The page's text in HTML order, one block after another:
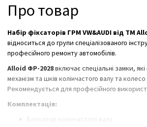
Про товар
Набір фіксаторів ГРМ VW&AUDI від ТМ
відноситься до групи спеціалізованого
професійного ремонту автомобілів.
Alloid ФР-2028включає спеціальні замки,
механізм та шків колінчастого валу та
Рекомендується для професійного
Комплектація:
Блокатор колінчастого валу